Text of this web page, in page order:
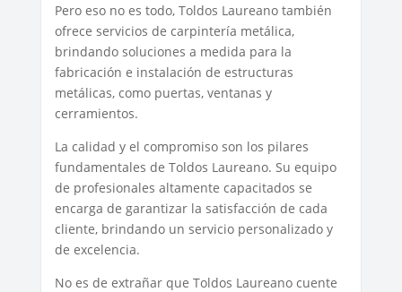
Pero eso no es todo, Toldos Laureano también
ofrece servicios de carpintería metálica,
brindando soluciones a medida para la
fabricación e instalación de estructuras
metálicas, como puertas, ventanas y
cerramientos.
La calidad y el compromiso son los pilares
fundamentales de Toldos Laureano. Su equipo
de profesionales altamente capacitados se
encarga de garantizar la satisfacción de cada
cliente, brindando un servicio personalizado y
de excelencia.
No es de extrañar que Toldos Laureano cuente